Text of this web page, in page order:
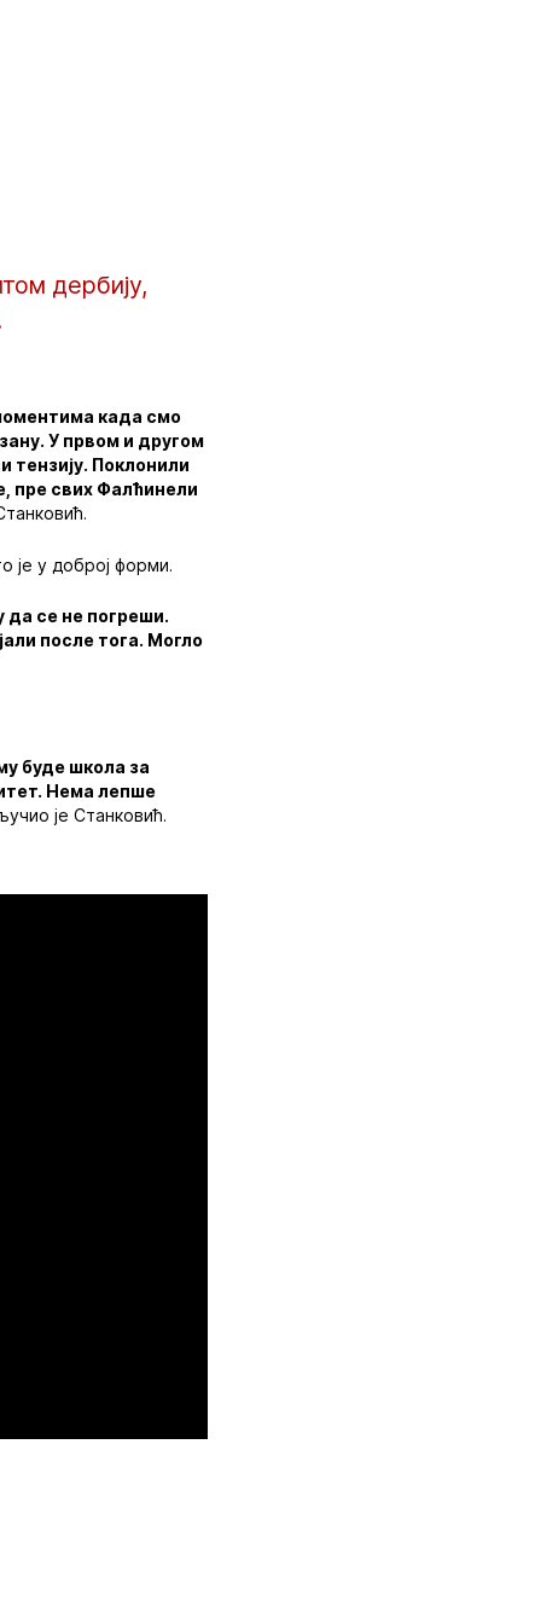
дербију,
када смо
У првом и другом
тензију. Поклонили
пре свих Фалћинели
је у доброј форми.
се не погреши.
после тога. Могло
буде школа за
Нема лепше
је Станковић.